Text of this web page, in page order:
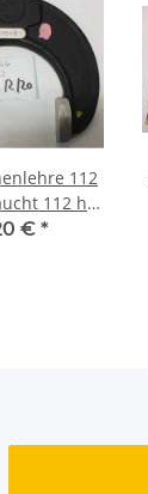
112
112 h6
CSE
€ *